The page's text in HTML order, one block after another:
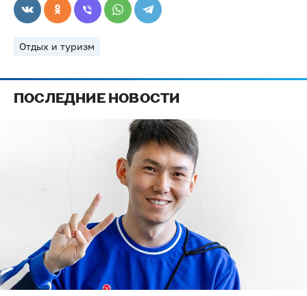
Отдых и туризм
ПОСЛЕДНИЕ НОВОСТИ